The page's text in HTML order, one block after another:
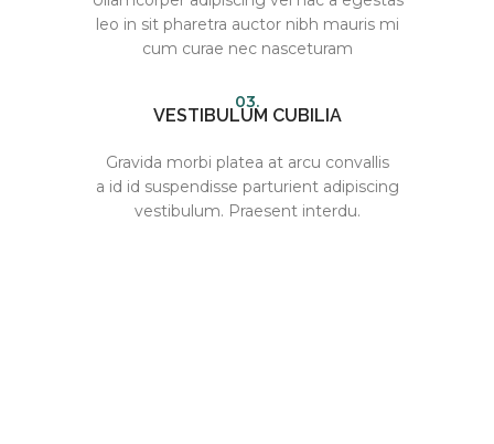
leo in sit pharetra auctor nibh mauris mi
cum curae nec nasceturam
03.
VESTIBULUM CUBILIA
Gravida morbi platea at arcu convallis
a id id suspendisse parturient adipiscing
vestibulum. Praesent interdu.